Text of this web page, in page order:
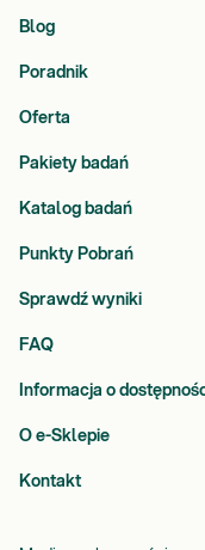
Blog
Poradnik
Oferta
Pakiety badań
Katalog badań
Punkty Pobrań
Sprawdź wyniki
FAQ
Informacja o
O e-Sklepie
Kontakt